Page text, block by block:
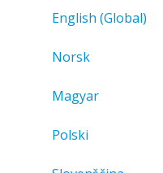
English (Global)
Norsk
Magyar
Polski